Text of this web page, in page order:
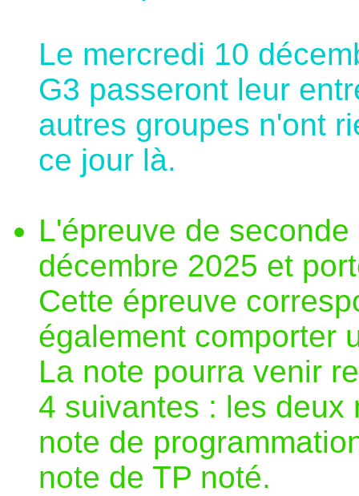
Le mercredi 10
G3 passeront leur
autres groupes n'ont
ce jour là.
L'épreuve de
décembre 2025 et
Cette épreuve
également comporter
La note pourra venir
4 suivantes : les deux
note de
note de TP noté.